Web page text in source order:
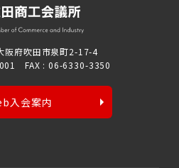
阪府吹田市泉町2-17-4
FAX : 06-6330-3350
入会案内